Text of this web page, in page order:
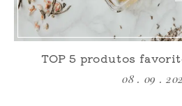
TOP 5 produtos
08 . 09 .